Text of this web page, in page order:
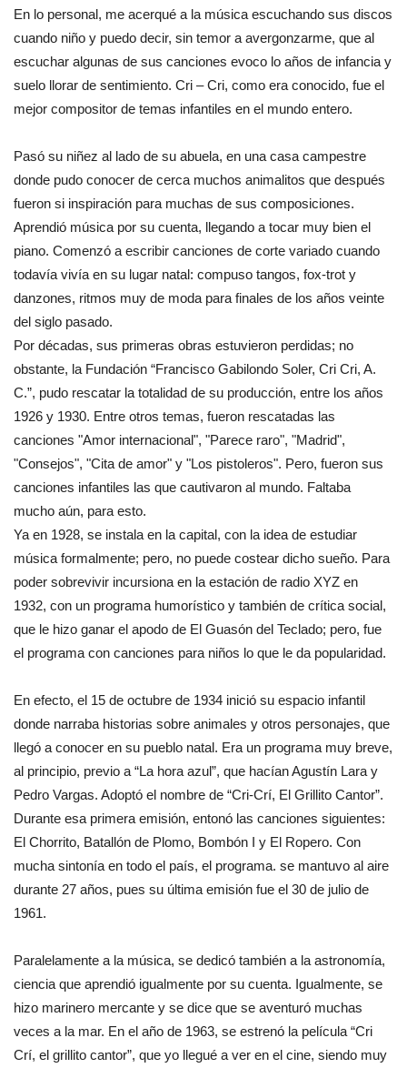
En lo personal, me acerqué a la música escuchando sus discos
cuando niño y puedo decir, sin temor a avergonzarme, que al
escuchar algunas de sus canciones evoco lo años de infancia y
suelo llorar de sentimiento. Cri – Cri, como era conocido, fue el
mejor compositor de temas infantiles en el mundo entero.
Pasó su niñez al lado de su abuela, en una casa campestre
donde pudo conocer de cerca muchos animalitos que después
fueron si inspiración para muchas de sus composiciones.
Aprendió música por su cuenta, llegando a tocar muy bien el
piano. Comenzó a escribir canciones de corte variado cuando
todavía vivía en su lugar natal: compuso tangos, fox-trot y
danzones, ritmos muy de moda para finales de los años veinte
del siglo pasado.
Por décadas, sus primeras obras estuvieron perdidas; no
obstante, la Fundación “Francisco Gabilondo Soler, Cri Cri, A.
C.”, pudo rescatar la totalidad de su producción, entre los años
1926 y 1930. Entre otros temas, fueron rescatadas las
canciones "Amor internacional", "Parece raro", "Madrid",
"Consejos", "Cita de amor" y "Los pistoleros". Pero, fueron sus
canciones infantiles las que cautivaron al mundo. Faltaba
mucho aún, para esto.
Ya en 1928, se instala en la capital, con la idea de estudiar
música formalmente; pero, no puede costear dicho sueño. Para
poder sobrevivir incursiona en la estación de radio XYZ en
1932, con un programa humorístico y también de crítica social,
que le hizo ganar el apodo de El Guasón del Teclado; pero, fue
el programa con canciones para niños lo que le da popularidad.
En efecto, el 15 de octubre de 1934 inició su espacio infantil
donde narraba historias sobre animales y otros personajes, que
llegó a conocer en su pueblo natal. Era un programa muy breve,
al principio, previo a “La hora azul”, que hacían Agustín Lara y
Pedro Vargas. Adoptó el nombre de “Cri-Crí, El Grillito Cantor”.
Durante esa primera emisión, entonó las canciones siguientes:
El Chorrito, Batallón de Plomo, Bombón I y El Ropero. Con
mucha sintonía en todo el país, el programa. se mantuvo al aire
durante 27 años, pues su última emisión fue el 30 de julio de
1961.
Paralelamente a la música, se dedicó también a la astronomía,
ciencia que aprendió igualmente por su cuenta. Igualmente, se
hizo marinero mercante y se dice que se aventuró muchas
veces a la mar. En el año de 1963, se estrenó la película “Cri
Crí, el grillito cantor”, que yo llegué a ver en el cine, siendo muy